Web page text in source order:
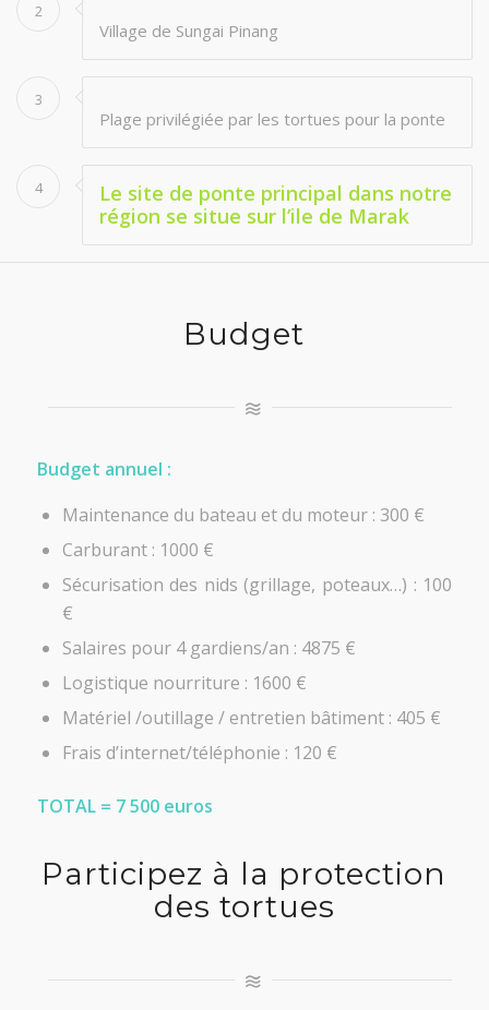
2
Village de Sungai Pinang
3
Plage privilégiée par les tortues pour la ponte
4
Le site de ponte principal dans notre
région se situe sur l’ile de Marak
Budget
Budget annuel :
Maintenance du bateau et du moteur : 300 €
Carburant : 1000 €
Sécurisation des nids (grillage, poteaux…) : 100
€
Salaires pour 4 gardiens/an : 4875 €
Logistique nourriture : 1600 €
Matériel /outillage / entretien bâtiment : 405 €
Frais d’internet/téléphonie : 120 €
TOTAL = 7 500 euros
Participez à la protection
des tortues